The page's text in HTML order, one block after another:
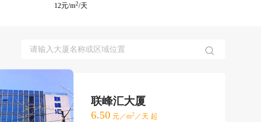
12元/m2/天
联峰汇大厦
6.50 元／m2 ／天 起